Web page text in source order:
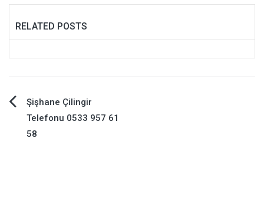
RELATED POSTS
Yazı
gezinmesi
Şişhane Çilingir
Telefonu 0533 957 61
58